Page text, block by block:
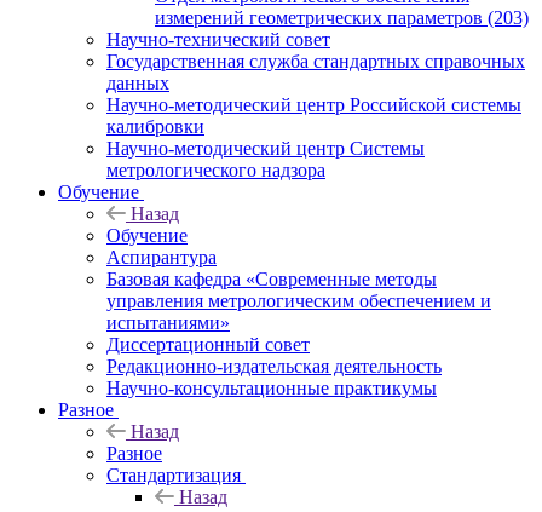
измерений геометрических параметров (203)
Научно-технический совет
Государственная служба стандартных справочных
данных
Научно-методический центр Российской системы
калибровки
Научно-методический центр Системы
метрологического надзора
Обучение
Назад
Обучение
Аспирантура
Базовая кафедра «Современные методы
управления метрологическим обеспечением и
испытаниями»
Диссертационный совет
Редакционно-издательская деятельность
Научно-консультационные практикумы
Разное
Назад
Разное
Стандартизация
Назад